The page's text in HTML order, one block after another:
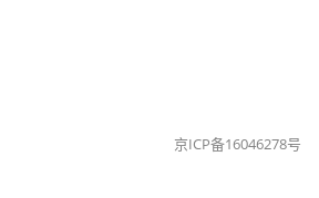
京ICP备16046278号